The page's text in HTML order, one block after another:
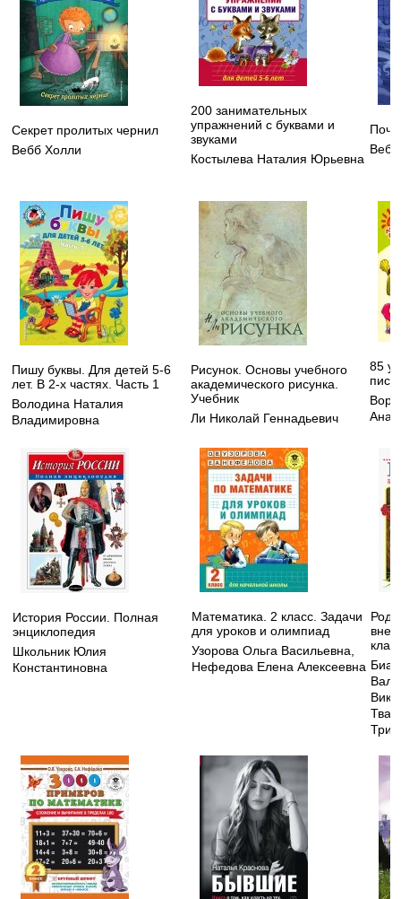
Секрет пролитых чернил
Вебб Холли
200 занимательных
упражнений с буквами и
звуками
Костылева Наталия Юрьевна
Пишу буквы. Для детей 5-6
лет. В 2-х частях. Часть 1
Володина Наталия
Владимировна
Рисунок. Основы учебного
академического рисунка.
Учебник
Ли Николай Геннадьевич
85
История России. Полная
энциклопедия
Школьник Юлия
Константиновна
Математика. 2 класс. Задачи
для уроков и олимпиад
Узорова Ольга Васильевна,
Нефедова Елена Алексеевна